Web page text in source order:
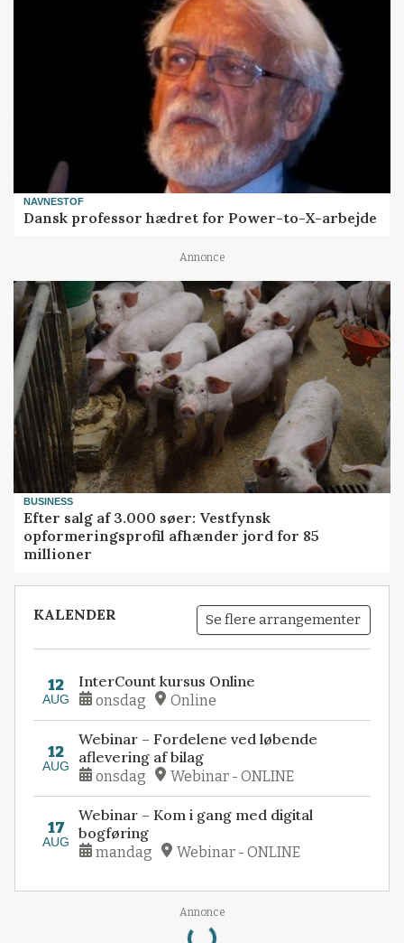
NAVNESTOF
Dansk professor hædret for Power-to-X-arbejde
Annonce
BUSINESS
Efter salg af 3.000 søer: Vestfynsk
opformeringsprofil afhænder jord for 85
millioner
KALENDER Se flere arrangementer
12
AUG
InterCount kursus Online
onsdag Online
12
AUG
Webinar – Fordelene ved løbende
aflevering af bilag
onsdag Webinar - ONLINE
17
AUG
Webinar – Kom i gang med digital
bogføring
mandag Webinar - ONLINE
Annonce
Loading...